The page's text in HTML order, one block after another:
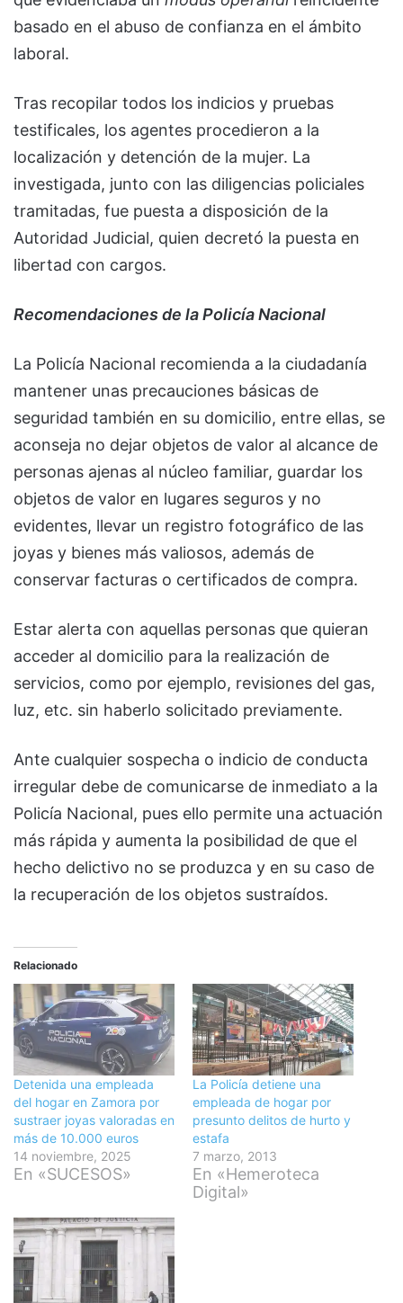
basado en el abuso de confianza en el ámbito
laboral.
Tras recopilar todos los indicios y pruebas
testificales, los agentes procedieron a la
localización y detención de la mujer. La
investigada, junto con las diligencias policiales
tramitadas, fue puesta a disposición de la
Autoridad Judicial, quien decretó la puesta en
libertad con cargos.
Recomendaciones de la Policía Nacional
La Policía Nacional recomienda a la ciudadanía
mantener unas precauciones básicas de
seguridad también en su domicilio, entre ellas, se
aconseja no dejar objetos de valor al alcance de
personas ajenas al núcleo familiar, guardar los
objetos de valor en lugares seguros y no
evidentes, llevar un registro fotográfico de las
joyas y bienes más valiosos, además de
conservar facturas o certificados de compra.
Estar alerta con aquellas personas que quieran
acceder al domicilio para la realización de
servicios, como por ejemplo, revisiones del gas,
luz, etc. sin haberlo solicitado previamente.
Ante cualquier sospecha o indicio de conducta
irregular debe de comunicarse de inmediato a la
Policía Nacional, pues ello permite una actuación
más rápida y aumenta la posibilidad de que el
hecho delictivo no se produzca y en su caso de
la recuperación de los objetos sustraídos.
Relacionado
Detenida una empleada
del hogar en Zamora por
sustraer joyas valoradas en
más de 10.000 euros
14 noviembre, 2025
En «SUCESOS»
La Policía detiene una
empleada de hogar por
presunto delitos de hurto y
estafa
7 marzo, 2013
En «Hemeroteca
Digital»